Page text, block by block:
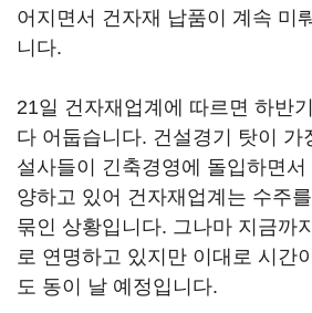
어지면서 건자재 납품이 계속 미
니다.
21일 건자재업계에 따르면 하반
다 어둡습니다. 건설경기 탓이 가
설사들이 긴축경영에 돌입하면서
양하고 있어 건자재업계는 수주
묶인 상황입니다. 그나마 지금까
로 연명하고 있지만 이대로 시간
도 동이 날 예정입니다.